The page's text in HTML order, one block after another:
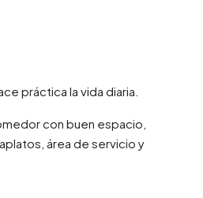
práctica la vida diaria.
con buen espacio,
área de servicio y